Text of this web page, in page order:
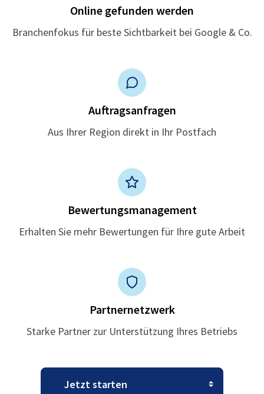
Online gefunden werden
Branchenfokus für beste Sichtbarkeit bei Google & Co.
Auftragsanfragen
Aus Ihrer Region direkt in Ihr Postfach
Bewertungsmanagement
Erhalten Sie mehr Bewertungen für Ihre gute Arbeit
Partnernetzwerk
Starke Partner zur Unterstützung Ihres Betriebs